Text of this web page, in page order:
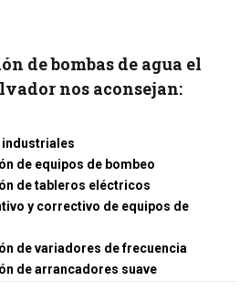
de bombas de agua el
nos aconsejan:
de equipos de bombeo
de tableros eléctricos
y correctivo de equipos de
de variadores de frecuencia
de arrancadores suave